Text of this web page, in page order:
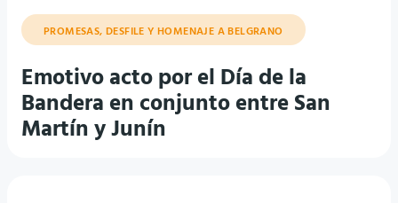
PROMESAS, DESFILE Y HOMENAJE A BELGRANO
Emotivo acto por el Día de la
Bandera en conjunto entre San
Martín y Junín